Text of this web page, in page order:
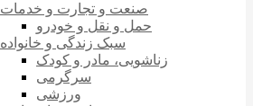
صنعت و تجارت و خدمات
حمل و نقل و خودرو
سبک زندگی و خانواده
زناشویی، مادر و کودک
سرگرمی
ورزشی